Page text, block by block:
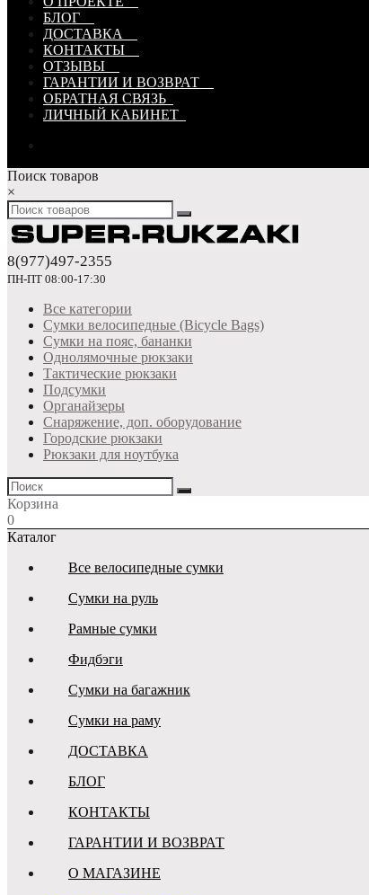
БЛОГ
ДОСТАВКА
КОНТАКТЫ
ОТЗЫВЫ
ГАРАНТИИ И ВОЗВРАТ
ОБРАТНАЯ СВЯЗЬ
ЛИЧНЫЙ КАБИНЕТ
Поиск товаров
×
8(977)497-2355
ПН-ПТ 08:00-17:30
Все категории
Сумки велосипедные (Bicycle Bags)
Сумки на пояс, бананки
Однолямочные рюкзаки
Тактические рюкзаки
Подсумки
Органайзеры
Снаряжение, доп. оборудование
Городские рюкзаки
Рюкзаки для ноутбука
Корзина
0
Каталог
Все велосипедные сумки
Сумки на руль
Рамные сумки
Фидбэги
Сумки на багажник
Сумки на раму
ДОСТАВКА
БЛОГ
КОНТАКТЫ
ГАРАНТИИ И ВОЗВРАТ
О МАГАЗИНЕ